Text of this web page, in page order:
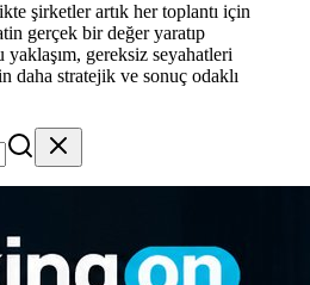
şirketler artık her toplantı için
gerçek bir değer yaratıp
yaklaşım, gereksiz seyahatleri
daha stratejik ve sonuç odaklı